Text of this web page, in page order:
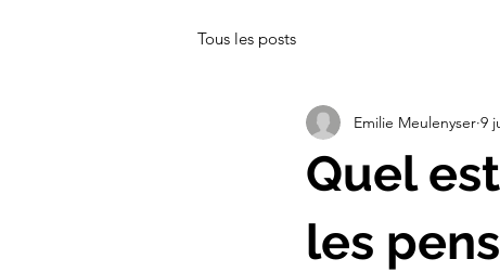
Tous les posts
Quel
les
Emilie Meulenyser 9